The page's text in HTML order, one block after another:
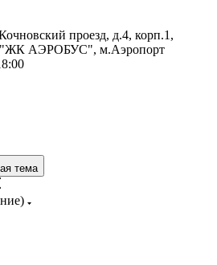
проезд, д.4, корп.1,
"ЖК АЭРОБУС", м.Аэропорт
тема